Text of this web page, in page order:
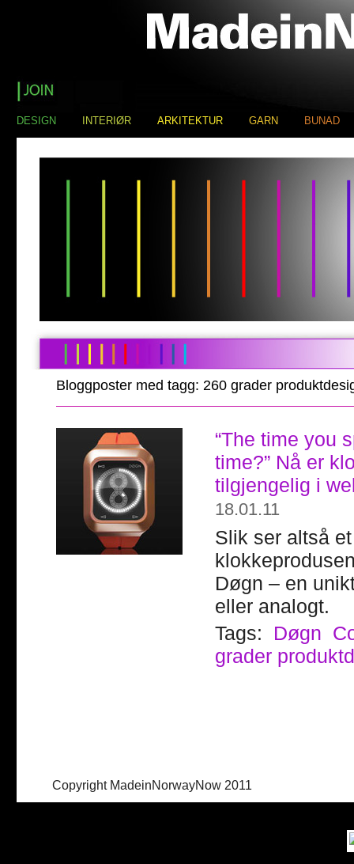
DESIGN INTERIØR ARKITEKTUR GARN BUNAD
Bloggposter med tagg: 260 grader
“The time you
time?” Nå er
tilgjengelig i
18.01.11
Slik ser altså
Døgn – en
eller analogt.
Tags:
Døgn
grader
Copyright MadeinNorwayNow 2011